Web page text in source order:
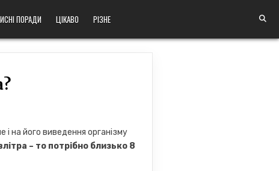
ПОРАДИ ЦІКАВО РІЗНЕ
на його виведення організму
– то потрібно близько 8